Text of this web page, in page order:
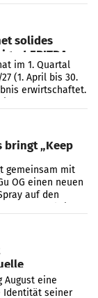
solides
EBITDA
im 1. Quartal
(1. April bis 30.
erwirtschaftet.
bringt „Keep
gemeinsam mit
OG einen neuen
auf den
August eine
Identität seiner